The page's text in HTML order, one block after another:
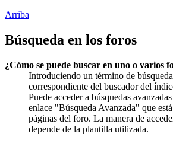
Arriba
Búsqueda en los foros
¿Cómo se puede buscar en uno o varios
Introduciendo un término de
correspondiente del buscador del
Puede acceder a búsquedas
enlace "Búsqueda Avanzada" que
páginas del foro. La manera de
depende de la plantilla utilizada.